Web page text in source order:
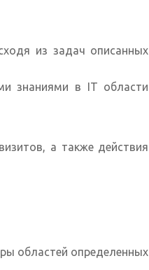
из задач описанных
знаниями в IT области
а также действия
областей определенных